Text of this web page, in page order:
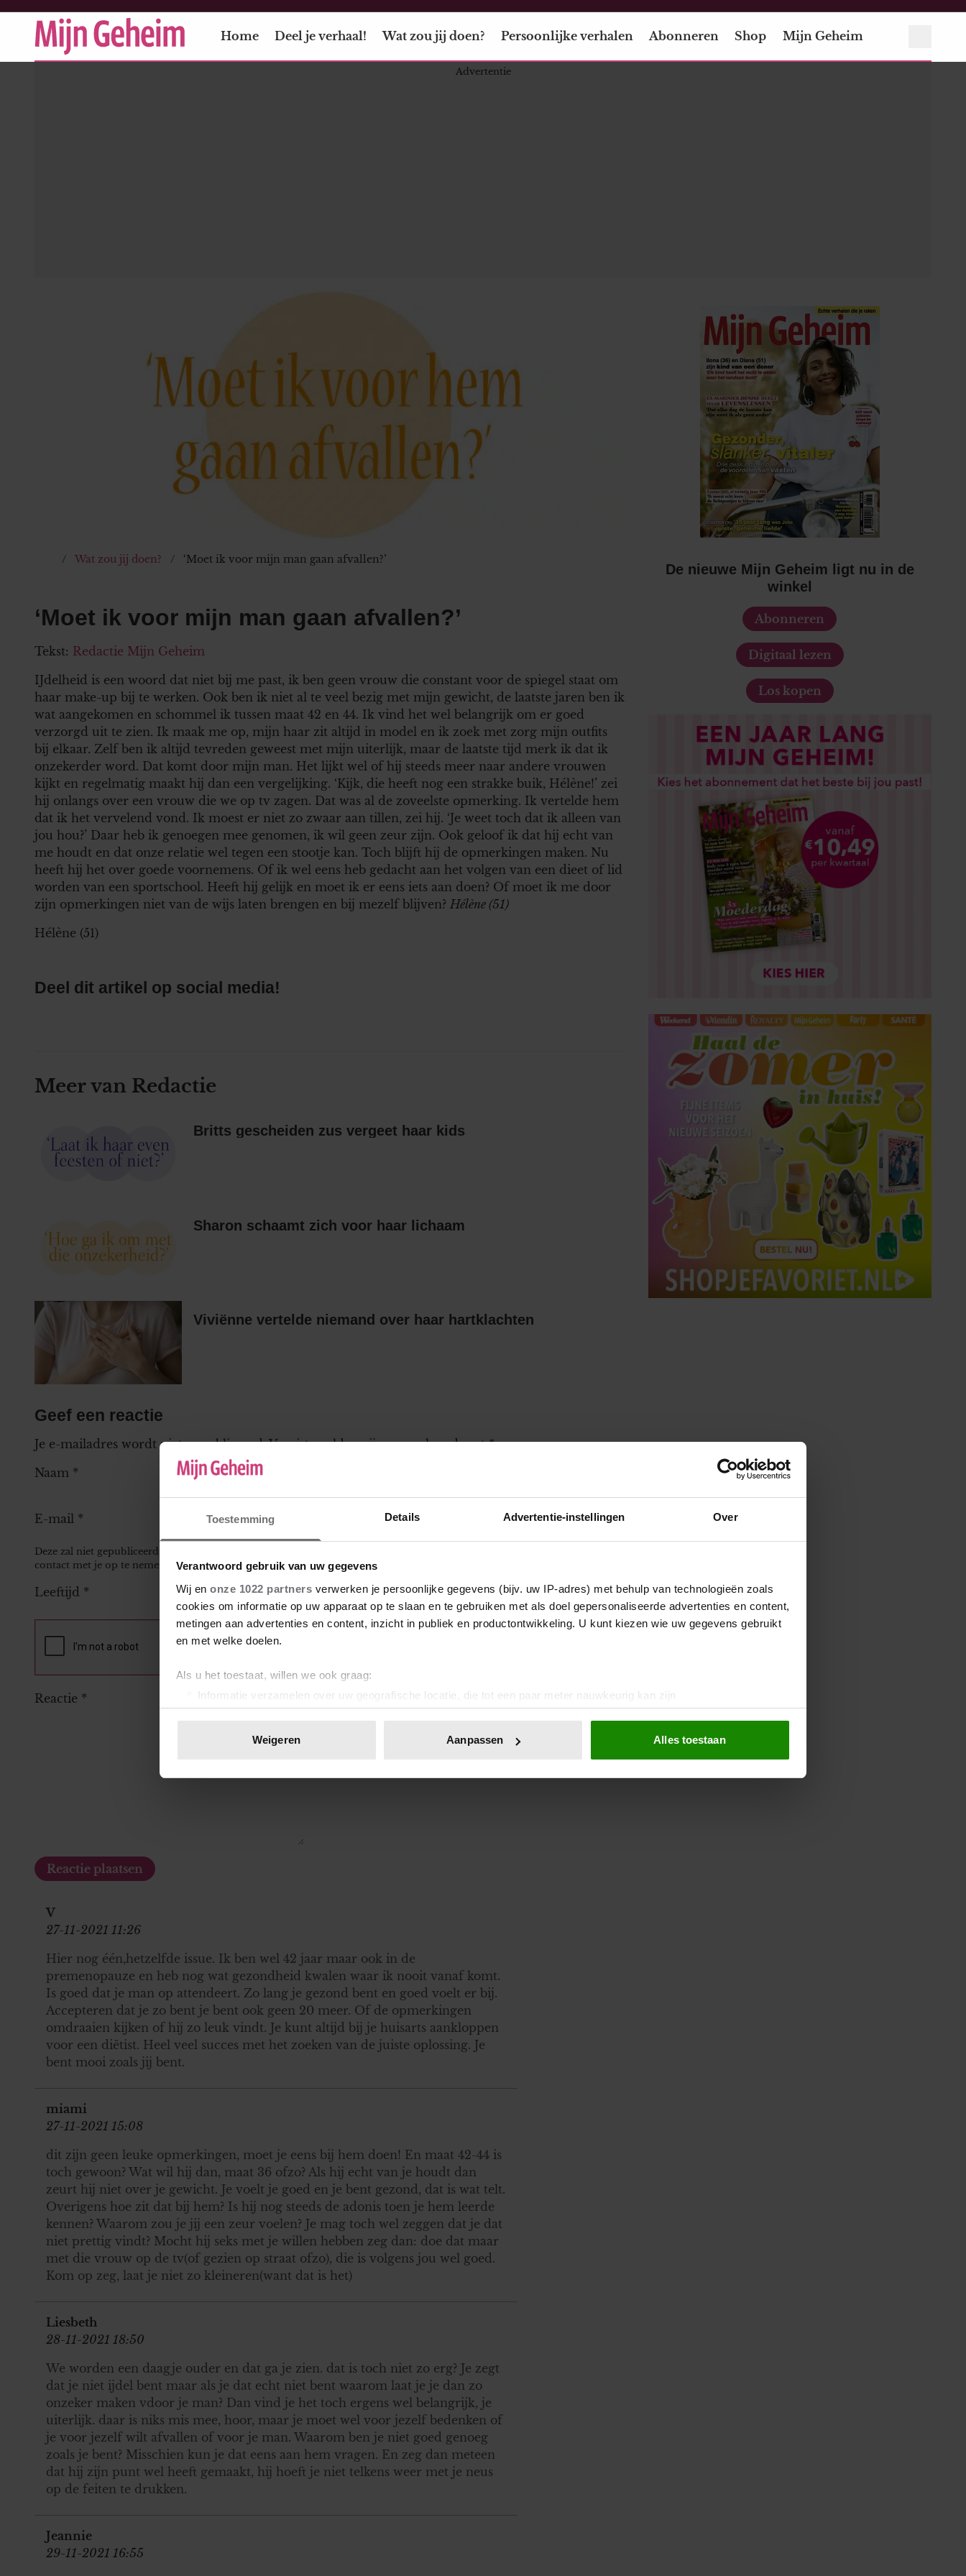
Toestemming Details Advertentie-instellingen Over
Verantwoord gebruik van uw gegevens
Wij en onze 1022 partners verwerken je persoonlijke gegevens (bijv. uw IP-adres) met behulp van technologieën zoals
cookies om informatie op uw apparaat op te slaan en te gebruiken met als doel gepersonaliseerde advertenties en content,
metingen aan advertenties en content, inzicht in publiek en productontwikkeling. U kunt kiezen wie uw gegevens gebruikt
en met welke doelen.
Als u het toestaat, willen we ook graag:
Informatie verzamelen over uw geografische locatie, die tot een paar meter nauwkeurig kan zijn
Uw apparaat identificeren door het actief te scannen op specifieke eigenschappen (fingerprinting)
toestemming op elk moment wijzigen of intrekken in de Cookieverklaring.
Weigeren Aanpassen Alles toestaan
Home Deel je verhaal! Wat zou jij doen? Persoonlijke verhalen Abonneren Shop Mijn Geheim
Wat zou jij doen? ‘Moet ik voor mijn man gaan afvallen?’
‘Moet ik voor mijn man gaan afvallen?’
Tekst: Redactie Mijn Geheim
IJdelheid is een woord dat niet bij me past, ik ben geen vrouw die constant voor de spiegel staat om
haar make-up bij te werken. Ook ben ik niet al te veel bezig met mijn gewicht, de laatste jaren ben ik
wat aangekomen en schommel ik tussen maat 42 en 44. Ik vind het wel belangrijk om er goed
verzorgd uit te zien. Ik maak me op, mijn haar zit altijd in model en ik zoek met zorg mijn outfits
bij elkaar. Zelf ben ik altijd tevreden geweest met mijn uiterlijk, maar de laatste tijd merk ik dat ik
onzekerder word. Dat komt door mijn man. Het lijkt wel of hij steeds meer naar andere vrouwen
kijkt en regelmatig maakt hij dan een vergelijking. ‘Kijk, die heeft nog een strakke buik, Hélène!’ zei
hij onlangs over een vrouw die we op tv zagen. Dat was al de zoveelste opmerking. Ik vertelde hem
dat ik het vervelend vond. Ik moest er niet zo zwaar aan tillen, zei hij. ‘Je weet toch dat ik alleen van
jou hou?’ Daar heb ik genoegen mee genomen, ik wil geen zeur zijn. Ook geloof ik dat hij echt van
me houdt en dat onze relatie wel tegen een stootje kan. Toch blijft hij de opmerkingen maken. Nu
heeft hij het over goede voornemens. Of ik wel eens heb gedacht aan het volgen van een dieet of lid
worden van een sportschool. Heeft hij gelijk en moet ik er eens iets aan doen? Of moet ik me door
zijn opmerkingen niet van de wijs laten brengen en bij mezelf blijven? Hélène (51)
Hélène (51)
Deel dit artikel op social media!
Meer van Redactie
Britts gescheiden zus vergeet haar kids
Sharon schaamt zich voor haar lichaam
Viviënne vertelde niemand over haar hartklachten
Geef een reactie
Je e-mailadres wordt niet gepubliceerd. Vereiste velden zijn gemarkeerd met*
Naam *
E-mail *
Deze zal niet gepubliceerd worden bij je reactie, maar kan worden gebruikt door de redactie om
contact met je op te nemen.
Leeftijd *
Reactie *
V
27-11-2021 11:26
Hier nog één,hetzelfde issue. Ik ben wel 42 jaar maar ook in de
premenopauze en heb nog wat gezondheid kwalen waar ik nooit vanaf komt.
Is goed dat je man op attendeert. Zo lang je gezond bent en goed voelt er bij.
Accepteren dat je zo bent je bent ook geen 20 meer. Of de opmerkingen
omdraaien kijken of hij zo leuk vindt. Je kunt altijd bij je huisarts aankloppen
voor een diëtist. Heel veel succes met het zoeken van de juiste oplossing. Je
bent mooi zoals jij bent.
miami
27-11-2021 15:08
dit zijn geen leuke opmerkingen, moet je eens bij hem doen! En maat 42-44 is
toch gewoon? Wat wil hij dan, maat 36 ofzo? Als hij echt van je houdt dan
zeurt hij niet over je gewicht. Je voelt je goed en je bent gezond, dat is wat telt.
Overigens hoe zit dat bij hem? Is hij nog steeds de adonis toen je hem leerde
kennen? Waarom zou je jij een zeur voelen? Je mag toch wel zeggen dat je dat
niet prettig vindt? Mocht hij seks met je willen hebben zeg dan: doe dat maar
met die vrouw op de tv(of gezien op straat ofzo), die is volgens jou wel goed.
Kom op zeg, laat je niet zo kleineren(want dat is het)
Liesbeth
28-11-2021 18:50
We worden een daagje ouder en dat ga je zien. dat is toch niet zo erg? Je zegt
dat je niet ijdel bent maar als je dat echt niet bent waarom laat je je dan zo
onzeker maken vdoor je man? Dan vind je het toch ergens wel belangrijk, je
uiterlijk. daar is niks mis mee, hoor, maar je moet wel voor jezelf bedenken of
je voor jezelf wilt afvallen of voor je man. Waarom ben je niet goed genoeg
zoals je bent? Misschien kun je dat eens aan hem vragen. En zeg dan meteen
dat hij zijn punt wel heeft gemaakt, hij hoeft je niet telkens weer met je neus
op de feiten te drukken.
Jeannie
29-11-2021 16:55
De nieuwe Mijn Geheim ligt nu in de
winkel
Abonneren
Digitaal lezen
Los kopen